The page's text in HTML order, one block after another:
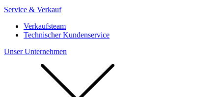
Service & Verkauf
Verkaufsteam
Technischer Kundenservice
Unser Unternehmen